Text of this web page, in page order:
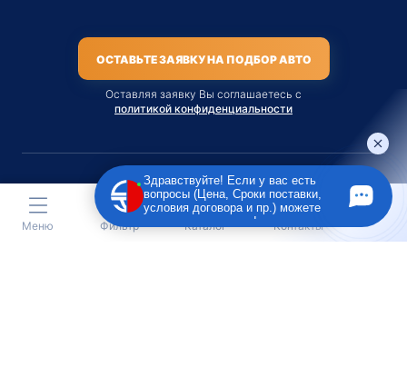
ОСТАВЬТЕ ЗАЯВКУ НА ПОДБОР АВТО
Оставляя заявку Вы соглашаетесь с
политикой конфиденциальности
Материалы данного сайта являются публичной офертой
только на услугу сопровождения Агентом приобретения
транспортного средства Клиентом.
Меню Фильтр Каталог Контакты
Здравствуйте! Если у вас есть
вопросы (Цена, Сроки поставки,
условия договора и пр.) можете
задать их мне в чат!